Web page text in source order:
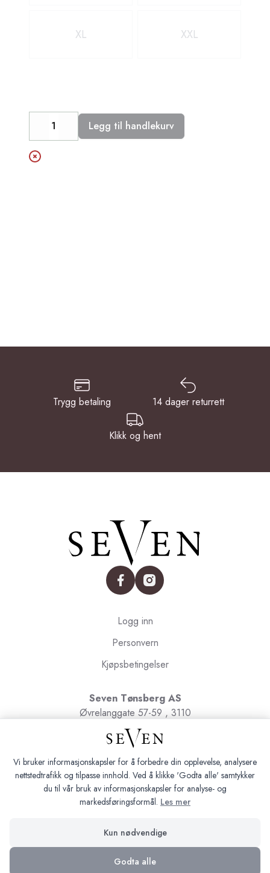
XL XXL
DecreaseIncreaseLegg til handlekurv
Trygg betaling 14 dager returrett
Klikk og hent
facebookinstagram
Logg inn
Personvern
Kjøpsbetingelser
Seven Tønsberg AS
Øvrelanggate 57-59 , 3110
Tønsberg
Org.nr. 991091580
Siden driftes avShoplabs
Vi bruker informasjonskapsler for å forbedre din opplevelse, analysere
nettstedtrafikk og tilpasse innhold. Ved å klikke 'Godta alle' samtykker
du til vår bruk av informasjonskapsler for analyse- og
markedsføringsformål. Les mer
Kun nødvendige
Godta alle